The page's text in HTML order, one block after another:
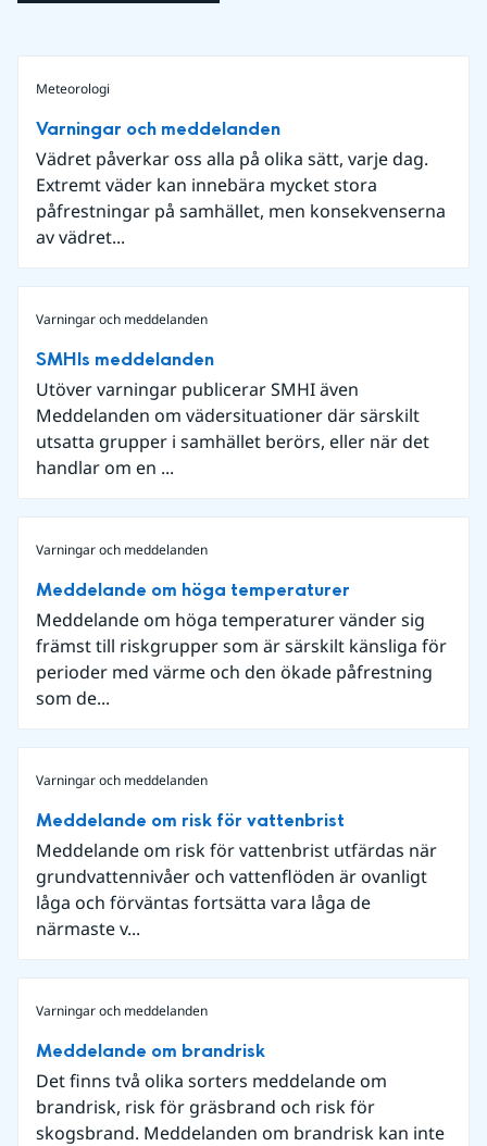
Meteorologi
Varningar och meddelanden
Vädret påverkar oss alla på olika sätt, varje dag.
Extremt väder kan innebära mycket stora
påfrestningar på samhället, men konsekvenserna
av vädret...
Varningar och meddelanden
SMHIs meddelanden
Utöver varningar publicerar SMHI även
Meddelanden om vädersituationer där särskilt
utsatta grupper i samhället berörs, eller när det
handlar om en ...
Varningar och meddelanden
Meddelande om höga temperaturer
Meddelande om höga temperaturer vänder sig
främst till riskgrupper som är särskilt känsliga för
perioder med värme och den ökade påfrestning
som de...
Varningar och meddelanden
Meddelande om risk för vattenbrist
Meddelande om risk för vattenbrist utfärdas när
grundvattennivåer och vattenflöden är ovanligt
låga och förväntas fortsätta vara låga de
närmaste v...
Varningar och meddelanden
Meddelande om brandrisk
Det finns två olika sorters meddelande om
brandrisk, risk för gräsbrand och risk för
skogsbrand. Meddelanden om brandrisk kan inte